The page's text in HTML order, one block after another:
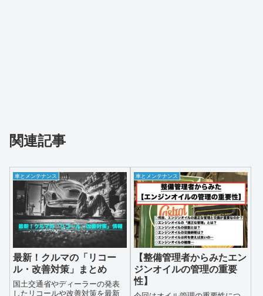
関連記事
車とメンテナンス
最新！クルマの「リコー
ル・改善対策」まとめ
国土交通省やディーラーの発表
したリコールや改善対策を最新
車とメンテナンス
【整備管理者からみたエン
ジンオイルの管理の重要
性】